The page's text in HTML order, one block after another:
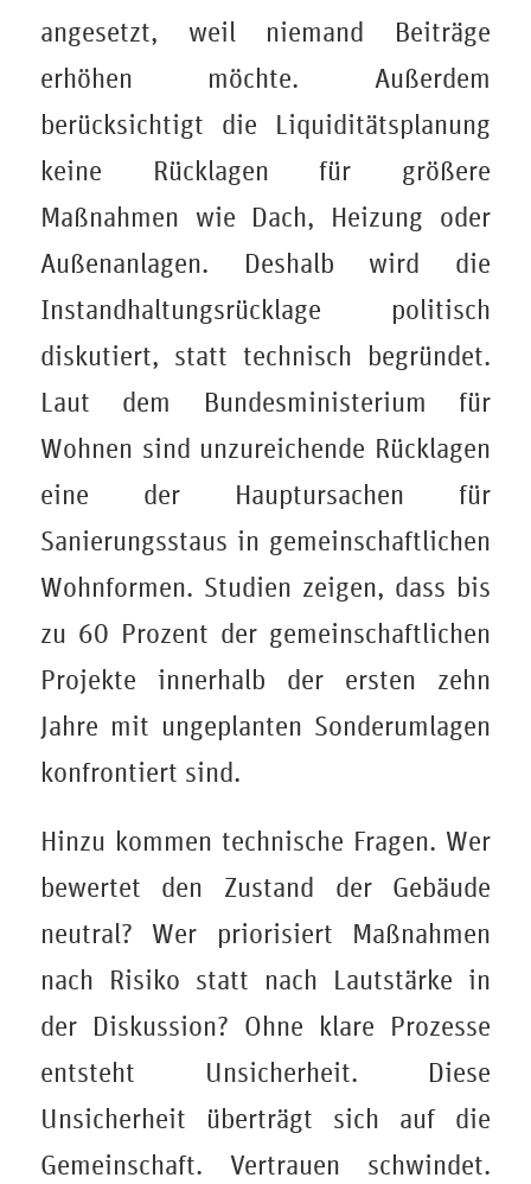
angesetzt, weil niemand Beiträge
erhöhen möchte. Außerdem
berücksichtigt die Liquiditätsplanung
keine Rücklagen für größere
Maßnahmen wie Dach, Heizung oder
Außenanlagen. Deshalb wird die
Instandhaltungsrücklage politisch
diskutiert, statt technisch begründet.
Laut dem Bundesministerium für
Wohnen sind unzureichende Rücklagen
eine der Hauptursachen für
Sanierungsstaus in gemeinschaftlichen
Wohnformen. Studien zeigen, dass bis
zu 60 Prozent der gemeinschaftlichen
Projekte innerhalb der ersten zehn
Jahre mit ungeplanten Sonderumlagen
konfrontiert sind.
Hinzu kommen technische Fragen. Wer
bewertet den Zustand der Gebäude
neutral? Wer priorisiert Maßnahmen
nach Risiko statt nach Lautstärke in
der Diskussion? Ohne klare Prozesse
entsteht Unsicherheit. Diese
Unsicherheit überträgt sich auf die
Gemeinschaft. Vertrauen schwindet.